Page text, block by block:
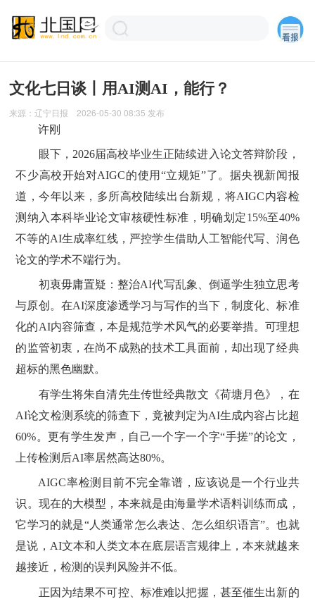
文化七日谈丨用AI测AI，能行？
来源：辽宁日报 2026-05-30 08:35 发布
许刚
眼下，2026届高校毕业生正陆续进入论文答辩阶段，
不少高校开始对AIGC的使用“立规矩”了。据央视新闻报
道，今年以来，多所高校陆续出台新规，将AIGC内容检
测纳入本科毕业论文审核硬性标准，明确划定15%至40%
不等的AI生成率红线，严控学生借助人工智能代写、润色
论文的学术不端行为。
初衷毋庸置疑：整治AI代写乱象、倒逼学生独立思考
与原创。在AI深度渗透学习与写作的当下，制度化、标准
化的AI内容筛查，本是规范学术风气的必要举措。可理想
的监管初衷，在尚不成熟的技术工具面前，却出现了经典
超标的黑色幽默。
有学生将朱自清先生传世经典散文《荷塘月色》，在
AI论文检测系统的筛查下，竟被判定为AI生成内容占比超
60%。更有学生发声，自己一个字一个字“手搓”的论文，
上传检测后AI率居然高达80%。
AIGC率检测目前不完全靠谱，应该说是一个行业共
识。现在的大模型，本来就是由海量学术语料训练而成，
它学习的就是“人类通常怎么表达、怎么组织语言”。也就
是说，AI文本和人类文本在底层语言规律上，本来就越来
越接近，检测的误判风险并不低。
正因为结果不可控、标准难以把握，甚至催生出新的